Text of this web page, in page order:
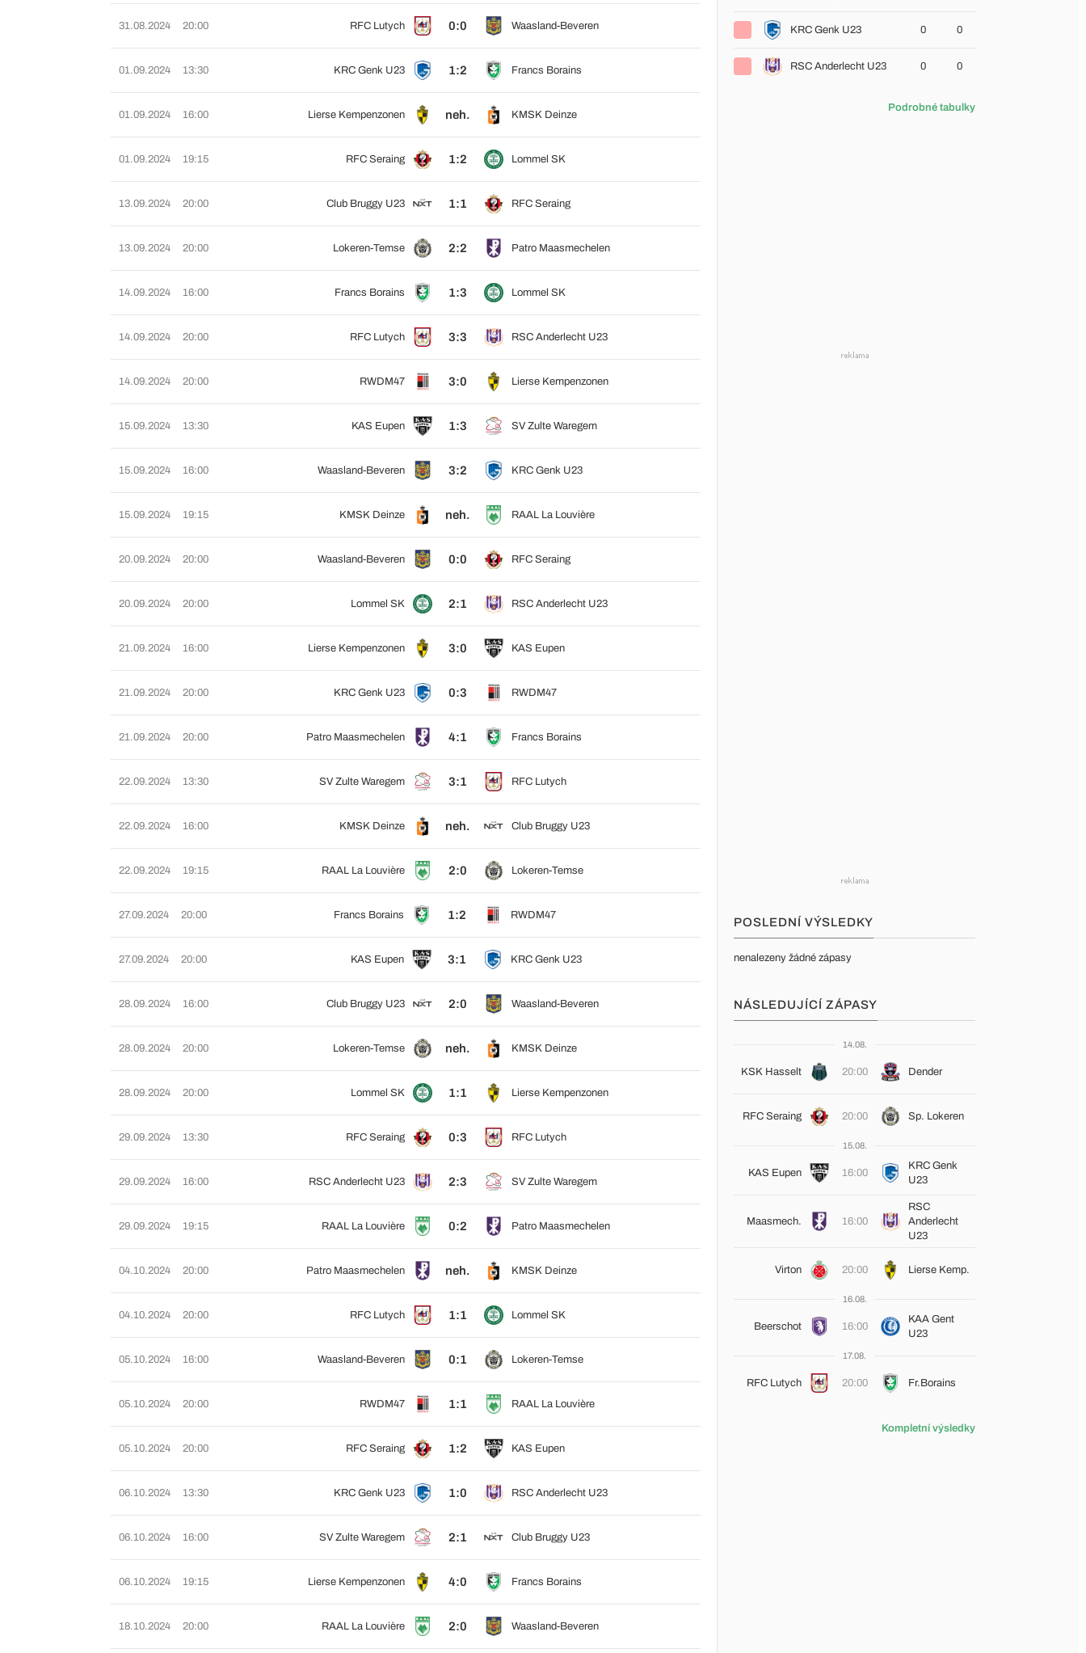
31.08.2024 20:00 RFC Lutych 0:0 Waasland-Beveren
01.09.2024 13:30 KRC Genk U23 1:2 Francs Borains
01.09.2024 16:00 Lierse Kempenzonen neh. KMSK Deinze
01.09.2024 19:15 RFC Seraing 1:2 Lommel SK
13.09.2024 20:00 Club Bruggy U23 1:1 RFC Seraing
13.09.2024 20:00 Lokeren-Temse 2:2 Patro Maasmechelen
14.09.2024 16:00 Francs Borains 1:3 Lommel SK
14.09.2024 20:00 RFC Lutych 3:3 RSC Anderlecht U23
14.09.2024 20:00 RWDM47 3:0 Lierse Kempenzonen
15.09.2024 13:30 KAS Eupen 1:3 SV Zulte Waregem
15.09.2024 16:00 Waasland-Beveren 3:2 KRC Genk U23
15.09.2024 19:15 KMSK Deinze neh. RAAL La Louvière
20.09.2024 20:00 Waasland-Beveren 0:0 RFC Seraing
20.09.2024 20:00 Lommel SK 2:1 RSC Anderlecht U23
21.09.2024 16:00 Lierse Kempenzonen 3:0 KAS Eupen
21.09.2024 20:00 KRC Genk U23 0:3 RWDM47
21.09.2024 20:00 Patro Maasmechelen 4:1 Francs Borains
22.09.2024 13:30 SV Zulte Waregem 3:1 RFC Lutych
22.09.2024 16:00 KMSK Deinze neh. Club Bruggy U23
22.09.2024 19:15 RAAL La Louvière 2:0 Lokeren-Temse
27.09.2024 20:00 Francs Borains 1:2 RWDM47
27.09.2024 20:00 KAS Eupen 3:1 KRC Genk U23
28.09.2024 16:00 Club Bruggy U23 2:0 Waasland-Beveren
28.09.2024 20:00 Lokeren-Temse neh. KMSK Deinze
28.09.2024 20:00 Lommel SK 1:1 Lierse Kempenzonen
29.09.2024 13:30 RFC Seraing 0:3 RFC Lutych
29.09.2024 16:00 RSC Anderlecht U23 2:3 SV Zulte Waregem
29.09.2024 19:15 RAAL La Louvière 0:2 Patro Maasmechelen
04.10.2024 20:00 Patro Maasmechelen neh. KMSK Deinze
04.10.2024 20:00 RFC Lutych 1:1 Lommel SK
05.10.2024 16:00 Waasland-Beveren 0:1 Lokeren-Temse
05.10.2024 20:00 RWDM47 1:1 RAAL La Louvière
05.10.2024 20:00 RFC Seraing 1:2 KAS Eupen
06.10.2024 13:30 KRC Genk U23 1:0 RSC Anderlecht U23
06.10.2024 16:00 SV Zulte Waregem 2:1 Club Bruggy U23
06.10.2024 19:15 Lierse Kempenzonen 4:0 Francs Borains
18.10.2024 20:00 RAAL La Louvière 2:0 Waasland-Beveren
KRC Genk U23 0 0
RSC Anderlecht U23 0 0
Podrobné tabulky
POSLEDNÍ VÝSLEDKY
nenalezeny žádné zápasy
NÁSLEDUJÍCÍ ZÁPASY
14.08.
KSK Hasselt 20:00 Dender
RFC Seraing 20:00 Sp. Lokeren
15.08.
KAS Eupen 16:00
KRC Genk
U23
Maasmech. 16:00
RSC
Anderlecht
U23
Virton 20:00 Lierse Kemp.
16.08.
Beerschot 16:00
KAA Gent
U23
17.08.
RFC Lutych 20:00 Fr.Borains
Kompletní výsledky